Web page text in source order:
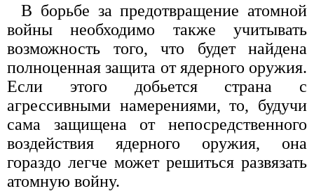
В борьбе за предотвращение атомной
войны необходимо также учитывать
возможность того, что будет найдена
полноценная защита от ядерного оружия.
Если этого добьется страна с
агрессивными намерениями, то, будучи
сама защищена от непосредственного
воздействия ядерного оружия, она
гораздо легче может решиться развязать
атомную войну.